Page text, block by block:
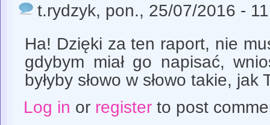
t.rydzyk, pon., 25/07/2016 -
Ha! Dzięki za ten raport, nie
gdybym miał go napisać,
byłyby słowo w słowo takie, jak
Log in or registerto post